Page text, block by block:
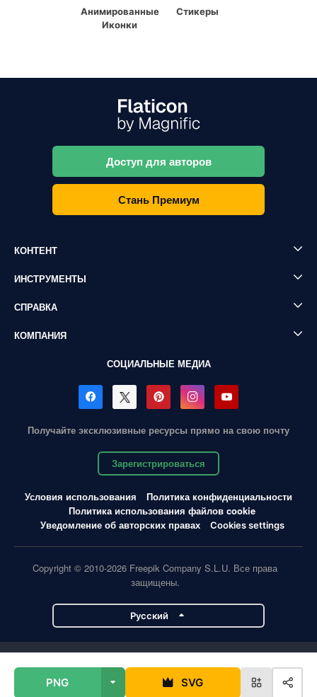
PNG SVG
Анимированные
Иконки
Стикеры
Доступ для авторов
Стань Премиум
КОНТЕНТ
ИНСТРУМЕНТЫ
СПРАВКА
КОМПАНИЯ
СОЦИАЛЬНЫЕ МЕДИА
Получайте эксклюзивные ресурсы прямо на свою почту
Зарегистрироваться
Условия использования
Политика конфиденциальности
Политика использования файлов cookie
Уведомление об авторских правах
Cookies settings
Copyright © 2010-2026 Freepik Company S.L.U. Все права
защищены.
Pусский
Flaticon Slidesgo